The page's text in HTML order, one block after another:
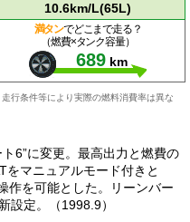
10.6km/L(65L)
満タンでどこまで走る？
（燃費×タンク容量）
689 km
行条件等により実際の燃料消費率は異な
6”に変更。最高出力と燃費の
をマニュアルモード付きと
作を可能とした。リーンバー
設定。（1998.9）